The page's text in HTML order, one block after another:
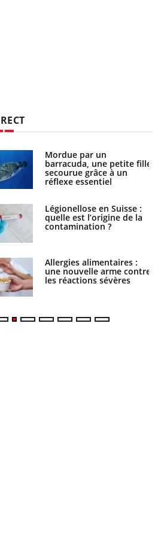
Mordue par un
barracuda, une petite fille
secourue grâce à un
réflexe essentiel
Légionellose en Suisse :
quelle est l’origine de la
contamination ?
Allergies alimentaires :
une nouvelle arme contre
les réactions sévères